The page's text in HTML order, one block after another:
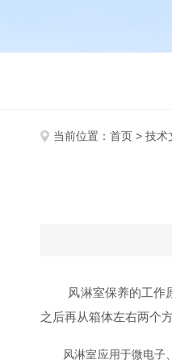
当前位置： 首页 > 技术
风淋室保养的工作原
之后再从箱体左右两个
风淋室应用于微电子、